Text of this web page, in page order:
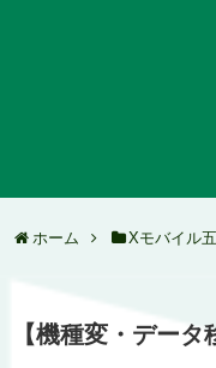
ホーム Xモバイル
【機種変・データ